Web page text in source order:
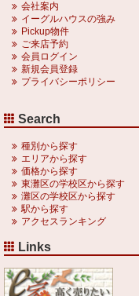
会社案内
イーグルハウスの強み
Pickup物件
ご来店予約
会員ログイン
新規会員登録
プライバシーポリシー
Search
種別から探す
エリアから探す
価格から探す
東灘区の学校区から探す
灘区の学校区から探す
駅から探す
アクセスランキング
Links